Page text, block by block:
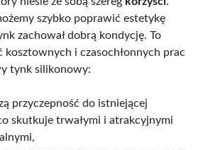
szybko poprawić estetykę
zachował dobrą kondycję. To
kosztownych i czasochłonnych prac
tynk silikonowy:
przyczepność do istniejącej
skutkuje trwałymi i atrakcyjnymi